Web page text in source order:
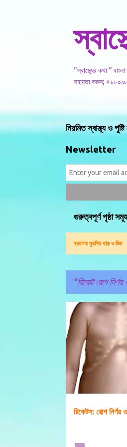
"স্বাস্থ্যের কথা "
সহায়তা করুন;
নিয়মিত স্বাস্থ্য ও
Newsletter
গুরুত্বপূর্ণ পৃষ্ঠা সমূহ
ব্রয়লার মুরগির হাড় ও ডিম
রিকেট রোগ নির্ণয়
পো
স্ট
গু
লি
রিকেটস: রোগ নির্ণয়
রিকেট রোগ নির্ণয় ও চিকিৎসা